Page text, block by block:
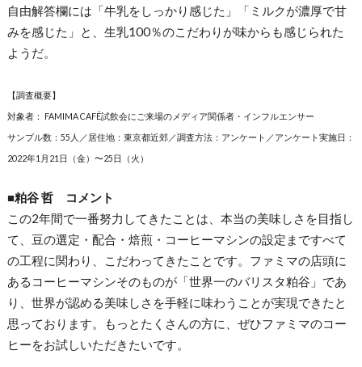
自由解答欄には「牛乳をしっかり感じた」「ミルクが濃厚で甘
みを感じた」と、生乳100％のこだわりが味からも感じられた
ようだ。
【調査概要】
対象者： FAMIMA CAFÉ試飲会にご来場のメディア関係者・インフルエンサー
サンプル数：55人／居住地：東京都近郊／調査方法：アンケート／アンケート実施日：
2022年1月21日（金）〜25日（火）
■粕谷 哲 コメント
この2年間で一番努力してきたことは、本当の美味しさを目指し
て、豆の選定・配合・焙煎・コーヒーマシンの設定まですべて
の工程に関わり、こだわってきたことです。ファミマの店頭に
あるコーヒーマシンそのものが「世界一のバリスタ粕谷」であ
り、世界が認める美味しさを手軽に味わうことが実現できたと
思っております。もっとたくさんの方に、ぜひファミマのコー
ヒーをお試しいただきたいです。